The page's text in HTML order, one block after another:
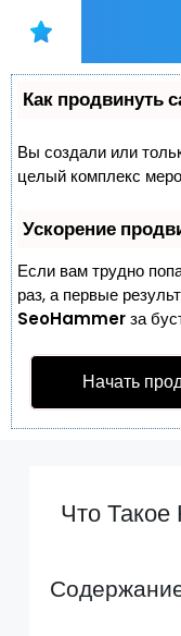
Как продвинуть
Вы создали или
целый комплекс
Ускорение
Если вам трудно
раз, а первые
SeoHammerза
Начать
Что